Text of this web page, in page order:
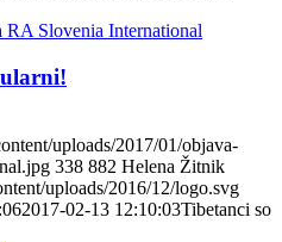
uploads/2017/01/objava-
338 882 Helena Žitnik
uploads/2016/12/logo.svg
2017-02-13 12:10:03Tibetanci so